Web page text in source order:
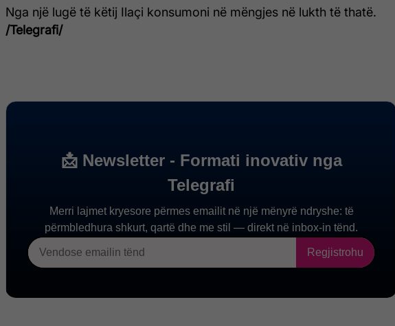
Nga një lugë të këtij Ilaçi konsumoni në mëngjes në lukth të thatë.
/Telegrafi/